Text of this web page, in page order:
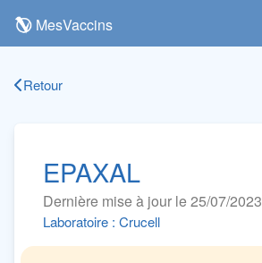
MesVaccins
Retour
EPAXAL
Dernière mise à jour le 25/07/2023
Laboratoire : Crucell